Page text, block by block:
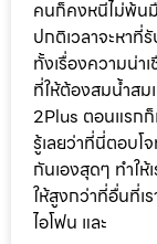
คนก็คงหนีไม่พ้นมื
ปกติเวลาจะหาที่
ทั้งเรื่องความน่
ที่ให้ต้องสมน้ำสม
2Plus ตอนแรกก็
รู้เลยว่าที่นี่ตอบโ
กันเองสุดๆ ทำให้
ให้สูงกว่าที่อื่นที่เ
ไอโฟน และ